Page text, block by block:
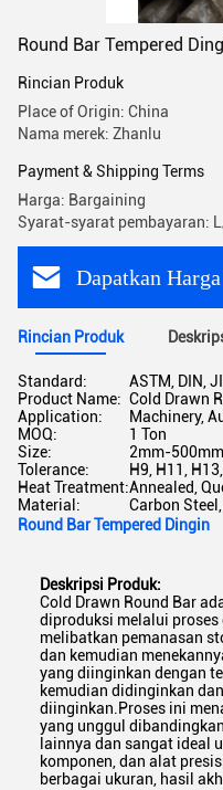
Round Bar Tempered
Rincian Produk
Place of Origin: China
Nama merek: Zhanlu
Payment & Shipping Terms
Harga: Bargaining
Syarat-syarat pembayaran:
Dapatkan
Rincian Produk
Standard:
ASTM, DIN,
Product Name: Cold Drawn
Application:
Machinery,
MOQ:
1 Ton
Size:
2mm-500mm
Tolerance:
H9, H11,
Heat Treatment:Annealed,
Material:
Carbon
Round Bar Tempered Dingin
Deskripsi Produk:
Cold Drawn Round Bar
diproduksi melalui
melibatkan pemanasan
dan kemudian
yang diinginkan dengan
kemudian didinginkan
diinginkan.Proses ini
yang unggul
lainnya dan sangat ideal
komponen, dan alat
berbagai ukuran, hasil